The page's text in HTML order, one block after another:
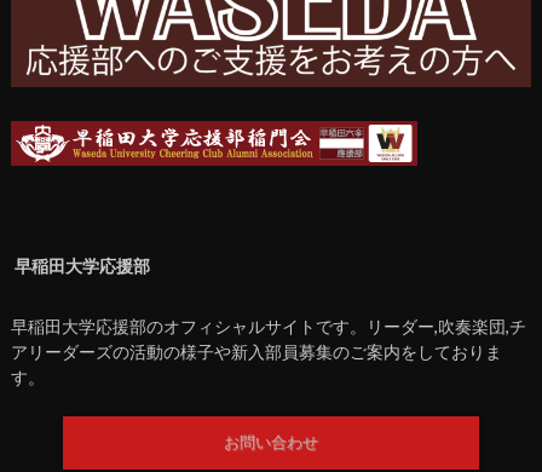
早稲田大学応援部
早稲田大学応援部のオフィシャルサイトです。リーダー,吹奏楽団,チ
アリーダーズの活動の様子や新入部員募集のご案内をしておりま
す。
お問い合わせ